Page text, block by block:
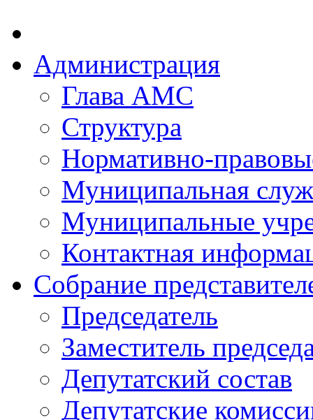
Администрация
Глава АМС
Структура
Нормативно-
Муниципальная
Муниципальные
Контактная
Собрание
Председатель
Заместитель
Депутатский состав
Депутатские